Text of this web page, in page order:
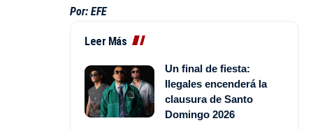
Por: EFE
Leer Más
Un final de fiesta:
Ilegales encenderá la
clausura de Santo
Domingo 2026